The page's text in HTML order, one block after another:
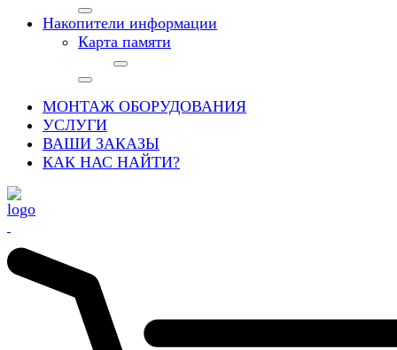
Накопители информации
Карта памяти
МОНТАЖ ОБОРУДОВАНИЯ
УСЛУГИ
ВАШИ ЗАКАЗЫ
КАК НАС НАЙТИ?